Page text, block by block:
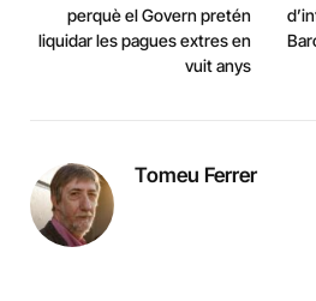
perquè el Govern pretén
liquidar les pagues extres en
vuit anys
Tomeu Ferrer